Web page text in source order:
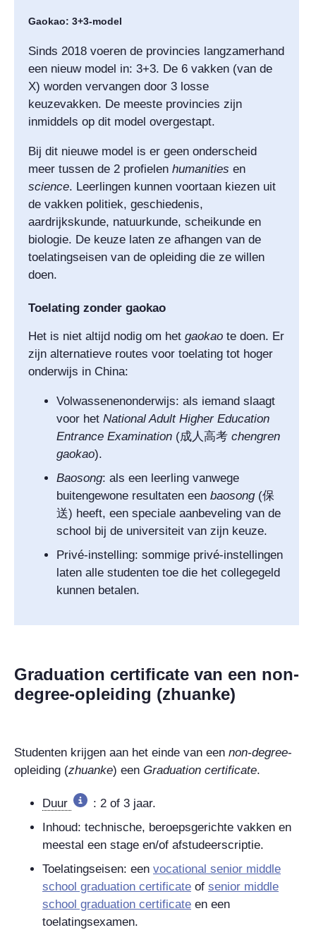
Gaokao: 3+3-model
Sinds 2018 voeren de provincies langzamerhand
een nieuw model in: 3+3. De 6 vakken (van de
X) worden vervangen door 3 losse
keuzevakken. De meeste provincies zijn
inmiddels op dit model overgestapt.
Bij dit nieuwe model is er geen onderscheid
meer tussen de 2 profielen humanities en
science. Leerlingen kunnen voortaan kiezen uit
de vakken politiek, geschiedenis,
aardrijkskunde, natuurkunde, scheikunde en
biologie. De keuze laten ze afhangen van de
toelatingseisen van de opleiding die ze willen
doen.
Toelating zonder gaokao
Het is niet altijd nodig om het gaokao te doen. Er
zijn alternatieve routes voor toelating tot hoger
onderwijs in China:
Volwassenenonderwijs: als iemand slaagt
voor het National Adult Higher Education
Entrance Examination (成人高考 chengren
gaokao).
Baosong: als een leerling vanwege
buitengewone resultaten een baosong(保
送) heeft, een speciale aanbeveling van de
school bij de universiteit van zijn keuze.
Privé-instelling: sommige privé-instellingen
laten alle studenten toe die het collegegeld
kunnen betalen.
Graduation certificate van een non-
degree-opleiding (zhuanke)
Studenten krijgen aan het einde van een non-degree-
opleiding (zhuanke) een Graduation certificate.
Duur
: 2 of 3 jaar.
Inhoud: technische, beroepsgerichte vakken en
meestal een stage en/of afstudeerscriptie.
Toelatingseisen: een vocational senior middle
school graduation certificate of senior middle
school graduation certificate en een
toelatingsexamen.